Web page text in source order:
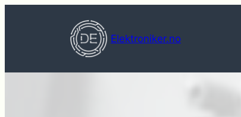
Elektroniker.no